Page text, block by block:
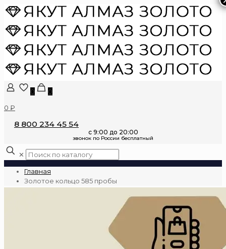
0
0
0 ₽
8 800 234 45 54
✕
Главная
Золотое кольцо 585 пробы